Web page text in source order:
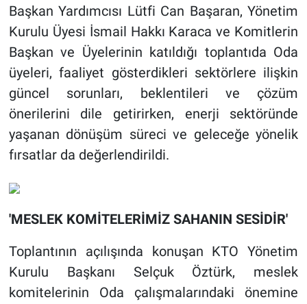
Başkan Yardımcısı Lütfi Can Başaran, Yönetim
Kurulu Üyesi İsmail Hakkı Karaca ve Komitlerin
Başkan ve Üyelerinin katıldığı toplantıda Oda
üyeleri, faaliyet gösterdikleri sektörlere ilişkin
güncel sorunları, beklentileri ve çözüm
önerilerini dile getirirken, enerji sektöründe
yaşanan dönüşüm süreci ve geleceğe yönelik
fırsatlar da değerlendirildi.
'MESLEK KOMİTELERİMİZ SAHANIN SESİDİR'
Toplantının açılışında konuşan KTO Yönetim
Kurulu Başkanı Selçuk Öztürk, meslek
komitelerinin Oda çalışmalarındaki önemine